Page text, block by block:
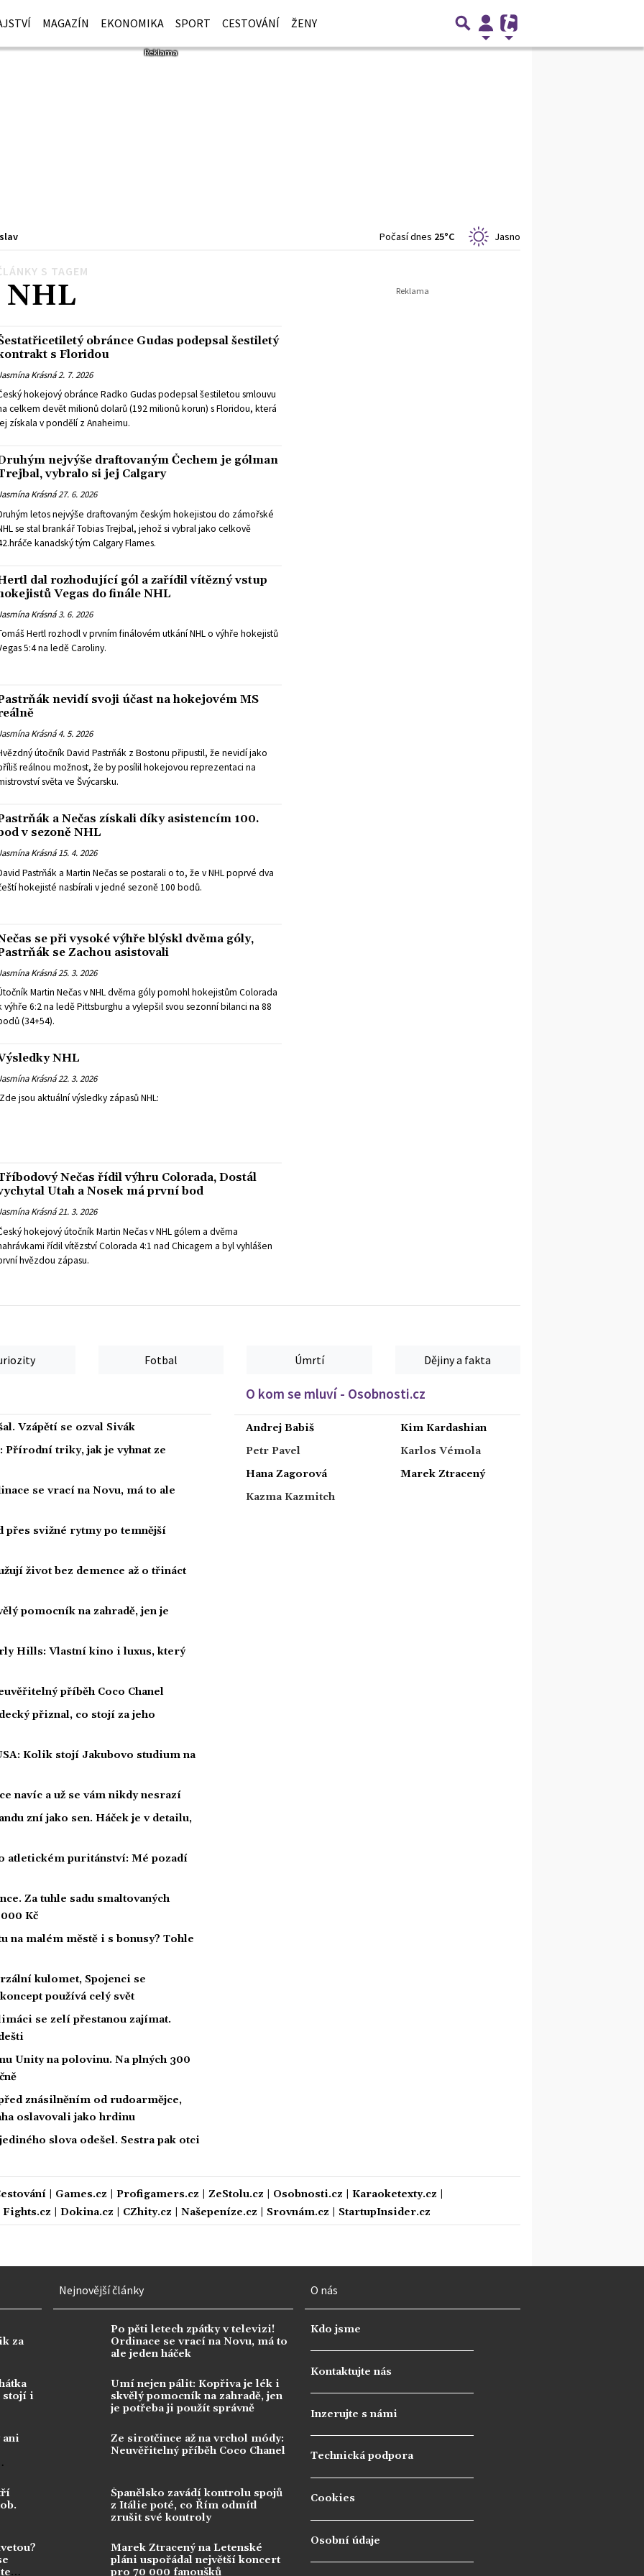
MAGAZÍN EKONOMIKA SPORT CESTOVÁNÍ ŽENY
Počasí dnes 25°C Jasno
S TAGEM
NHL
obránce Gudas podepsal šestiletý
s Floridou
Krásná2. 7. 2026
hokejový obránce Radko Gudas podepsal šestiletou smlouvu
celkem devět milionů dolarů (192 milionů korun) s Floridou, která
získala v pondělí z Anaheimu.
nejvýše draftovaným Čechem je gólman
vybralo si jej Calgary
Krásná27. 6. 2026
letos nejvýše draftovaným českým hokejistou do zámořské
se stal brankář Tobias Trejbal, jehož si vybral jako celkově
kanadský tým Calgary Flames.
dal rozhodující gól a zařídil vítězný vstup
Vegas do finále NHL
Krásná 3. 6. 2026
Hertl rozhodl v prvním finálovém utkání NHL o výhře hokejistů
5:4 na ledě Caroliny.
nevidí svoji účast na hokejovém MS
Krásná 4. 5. 2026
útočník David Pastrňák z Bostonu připustil, že nevidí jako
reálnou možnost, že by posílil hokejovou reprezentaci na
světa ve Švýcarsku.
a Nečas získali díky asistencím 100.
v sezoně NHL
Krásná 15. 4. 2026
Pastrňák a Martin Nečas se postarali o to, že v NHL poprvé dva
hokejisté nasbírali v jedné sezoně 100 bodů.
se při vysoké výhře blýskl dvěma góly,
se Zachou asistovali
Krásná 25. 3. 2026
Martin Nečas v NHL dvěma góly pomohl hokejistům Colorada
výhře 6:2 na ledě Pittsburghu a vylepšil svou sezonní bilanci na 88
(34+54).
NHL
Krásná22. 3. 2026
jsou aktuální výsledky zápasů NHL:
Nečas řídil výhru Colorada, Dostál
Utah a Nosek má první bod
Krásná21. 3. 2026
hokejový útočník Martin Nečas v NHL gólem a dvěma
řídil vítězství Colorada 4:1 nad Chicagem a byl vyhlášen
hvězdou zápasu.
Fotbal Úmrtí Dějiny a fakta
Vzápětí se ozval Sivák
Přírodní triky, jak je vyhnat ze
se vrací na Novu, má to ale
přes svižné rytmy po temnější
život bez demence až o třináct
pomocník na zahradě, jen je
Hills: Vlastní kino i luxus, který
příběh Coco Chanel
přiznal, co stojí za jeho
Kolik stojí Jakubovo studium na
navíc a už se vám nikdy nesrazí
zní jako sen. Háček je v detailu,
atletickém puritánství: Mé pozadí
Za tuhle sadu smaltovaných
Kč
malém městě i s bonusy? Tohle
kulomet, Spojenci se
používá celý svět
se zelí přestanou zajímat.
Unity na polovinu. Na plných 300
znásilněním od rudoarmějce,
oslavovali jako hrdinu
slova odešel. Sestra pak otci
O kom se mluví - Osobnosti.cz
Andrej Babiš
Petr Pavel
Hana Zagorová
Kazma Kazmitch
Kim Kardashian
Karlos Vémola
Marek Ztracený
Games.cz Profigamers.cz ZeStolu.cz Osobnosti.cz Karaoketexty.cz
Fights.cz Dokina.cz CZhity.cz Našepeníze.cz Srovnám.cz StartupInsider.cz
za
stojí i
ani
Nejnovější články
Po pěti letech zpátky v televizi!
Ordinace se vrací na Novu, má to
ale jeden háček
Umí nejen pálit: Kopřiva je lék i
skvělý pomocník na zahradě, jen
je potřeba ji použít správně
Ze sirotčince až na vrchol módy:
Neuvěřitelný příběh Coco Chanel
Španělsko zavádí kontrolu spojů
z Itálie poté, co Řím odmítl
zrušit své kontroly
Marek Ztracený na Letenské
pláni uspořádal největší koncert
pro 70 000 fanoušků
O nás
Kdo jsme
Kontaktujte nás
Inzerujte s námi
Technická podpora
Cookies
Osobní údaje